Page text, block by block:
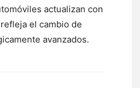
actualizan con
el cambio de
avanzados.